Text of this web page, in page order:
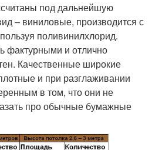
под дальнейшую
– виниловые, производится с
поливинилхлорид.
фактурными и отлично
Качественные широкие
и при разглаживании
в том, что они не
про обычные бумажные